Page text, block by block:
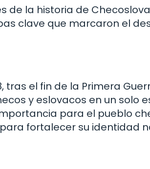
de la historia de
clave que marcaron el
el fin de la Primera
y eslovacos en un solo
para el pueblo
fortalecer su identidad